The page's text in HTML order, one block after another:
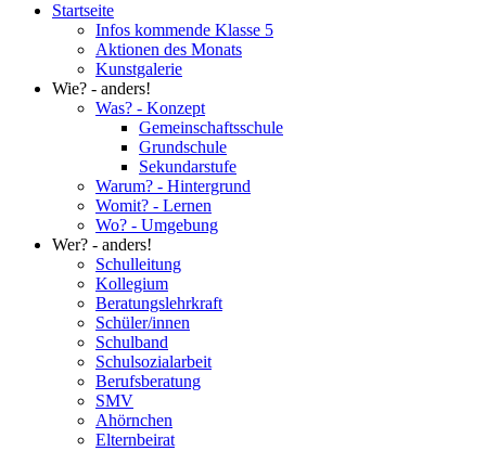
Startseite
Infos kommende Klasse 5
Aktionen des Monats
Kunstgalerie
Wie? - anders!
Was? - Konzept
Gemeinschaftsschule
Grundschule
Sekundarstufe
Warum? - Hintergrund
Womit? - Lernen
Wo? - Umgebung
Wer? - anders!
Schulleitung
Kollegium
Beratungslehrkraft
Schüler/innen
Schulband
Schulsozialarbeit
Berufsberatung
SMV
Ahörnchen
Elternbeirat